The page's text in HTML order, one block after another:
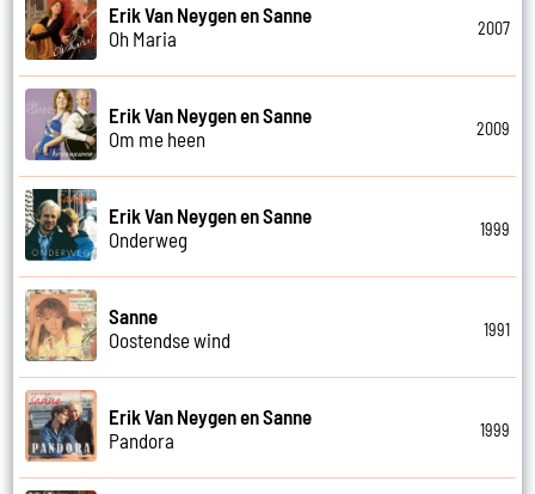
Erik Van Neygen en Sanne
Oh Maria
2007
Erik Van Neygen en Sanne
Om me heen
2009
Erik Van Neygen en Sanne
Onderweg
1999
Sanne
Oostendse wind
1991
Erik Van Neygen en Sanne
Pandora
1999